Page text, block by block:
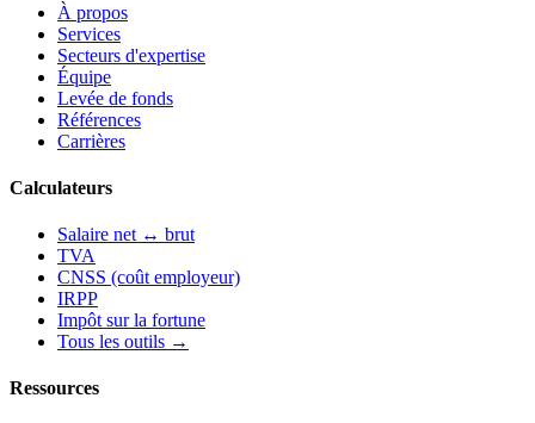
À propos
Services
Secteurs d'expertise
Équipe
Levée de fonds
Références
Carrières
Calculateurs
Salaire net ↔ brut
TVA
CNSS (coût employeur)
IRPP
Impôt sur la fortune
Tous les outils →
Ressources